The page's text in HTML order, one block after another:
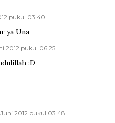
pukul 03.40
ya Una
2012 pukul 06.25
:D
Juni 2012 pukul 03.48